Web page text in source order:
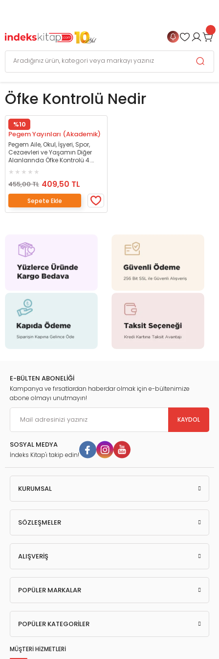
Öfke Kontrolü Nedir
%10
Pegem Yayınları (Akademik)
Pegem Aile, Okul, İşyeri, Spor,
Cezaevleri ve Yaşamın Diğer
Alanlarında Öfke Kontrolü 4.
Pegem Akademi Yayınları
455,00 TL 409,50 TL
Sepete Ekle
E-BÜLTEN ABONELİĞİ
Kampanya ve fırsatlardan haberdar olmak için e-bültenimize
abone olmayı unutmayın!
KAYDOL
SOSYAL MEDYA
İndeks Kitap'ı takip edin!
KURUMSAL
SÖZLEŞMELER
ALIŞVERİŞ
POPÜLER MARKALAR
POPÜLER KATEGORİLER
MÜŞTERİ HİZMETLERİ